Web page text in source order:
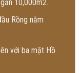
10,000m2.
Rồng nằm
với ba mặt Hồ